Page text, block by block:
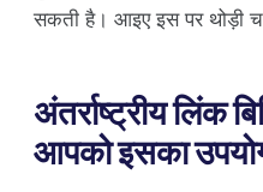
सकती है। आइए इस पर थोड़ी
अंतर्राष्ट्रीय लिंक
आपको इसका